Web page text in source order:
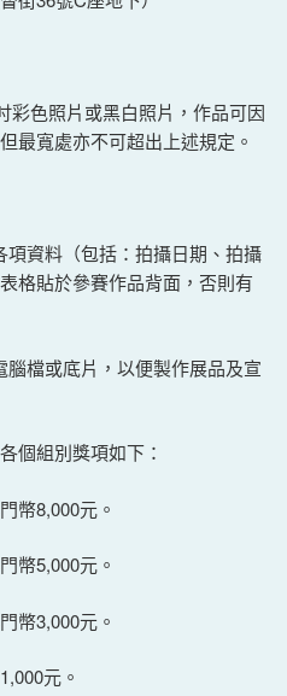
彩色照片或黑白照片，作品可因
最寬處亦不可超出上述規定。
資料（包括：拍攝日期、拍攝
格貼於參賽作品背面，否則有
檔或底片，以便製作展品及宣
個組別獎項如下：
幣8,000元。
幣5,000元。
幣3,000元。
元。